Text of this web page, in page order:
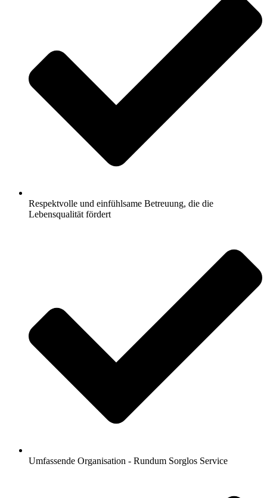
Respektvolle und einfühlsame Betreuung, die die
Lebensqualität fördert
Umfassende Organisation - Rundum Sorglos Service